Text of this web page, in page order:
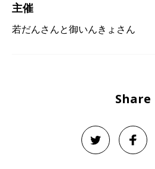
主催
若だんさんと御いんきょさん
Share